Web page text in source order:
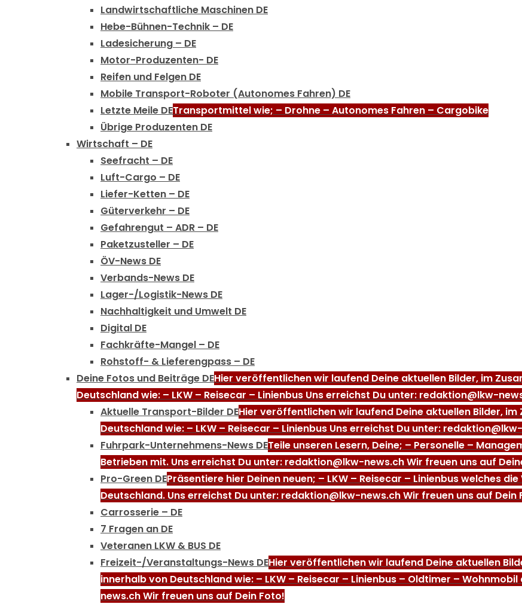
Landwirtschaftliche Maschinen DE
Hebe-Bühnen-Technik – DE
Ladesicherung – DE
Motor-Produzenten- DE
Reifen und Felgen DE
Mobile Transport-Roboter (Autonomes Fahren) DE
Letzte Meile DETransportmittel wie; – Drohne – Autonomes Fahren – Cargobike
Übrige Produzenten DE
Wirtschaft – DE
Seefracht – DE
Luft-Cargo – DE
Liefer-Ketten – DE
Güterverkehr – DE
Gefahrengut – ADR – DE
Paketzusteller – DE
ÖV-News DE
Verbands-News DE
Lager-/Logistik-News DE
Nachhaltigkeit und Umwelt DE
Digital DE
Fachkräfte-Mangel – DE
Rohstoff- & Lieferengpass – DE
Deine Fotos und Beiträge DEHier veröffentlichen wir laufend Deine aktuellen Bilder, im
Deutschland wie: – LKW – Reisecar – Linienbus Uns erreichst Du unter: redaktion@lkw-
Aktuelle Transport-Bilder DEHier veröffentlichen wir laufend Deine aktuellen Bilder,
Deutschland wie: – LKW – Reisecar – Linienbus Uns erreichst Du unter:
Fuhrpark-Unternehmens-News DETeile unseren Lesern, Deine; – Personelle –
Betrieben mit. Uns erreichst Du unter: redaktion@lkw-news.ch Wir freuen uns auf
Pro-Green DEPräsentiere hier Deinen neuen; – LKW – Reisecar – Linienbus welches
Deutschland. Uns erreichst Du unter: redaktion@lkw-news.ch Wir freuen uns auf Dein
Carrosserie – DE
7 Fragen an DE
Veteranen LKW & BUS DE
Freizeit-/Veranstaltungs-News DEHier veröffentlichen wir laufend Deine aktuellen
innerhalb von Deutschland wie: – LKW – Reisecar – Linienbus – Oldtimer –
news.ch Wir freuen uns auf Dein Foto!